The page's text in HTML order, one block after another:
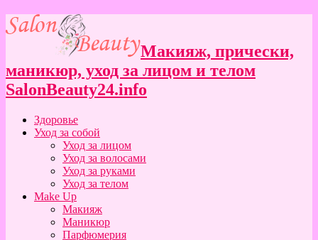
Макияж, прически,
маникюр, уход за лицом и телом
SalonBeauty24.info
Здоровье
Уход за собой
Уход за лицом
Уход за волосами
Уход за руками
Уход за телом
Make Up
Макияж
Маникюр
Парфюмерия